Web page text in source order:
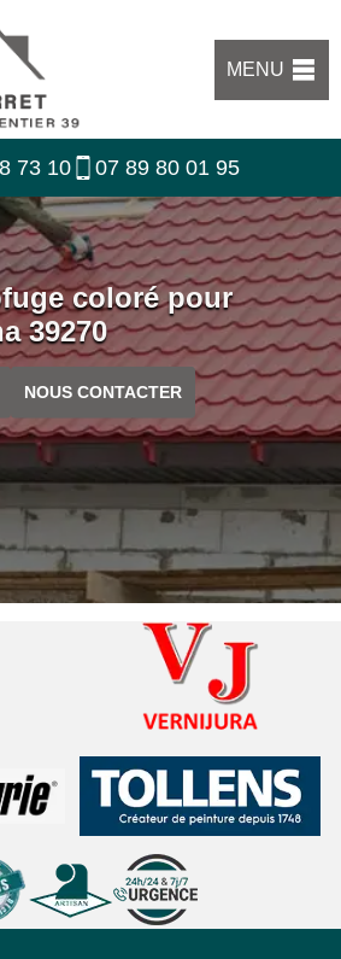
MENU
73 10 07 89 80 01 95
coloré pour
39270
NOUS CONTACTER